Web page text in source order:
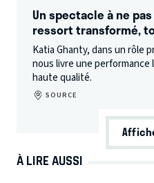
Un spectacle à ne
ressort transformé,
Katia Ghanty, dans un rôle
nous livre une
haute qualité.
SOURCE
À LIRE AUSSI